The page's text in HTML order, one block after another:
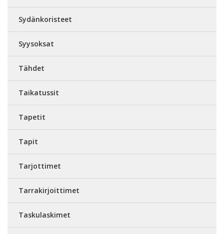
Sydänkoristeet
Syysoksat
Tähdet
Taikatussit
Tapetit
Tapit
Tarjottimet
Tarrakirjoittimet
Taskulaskimet